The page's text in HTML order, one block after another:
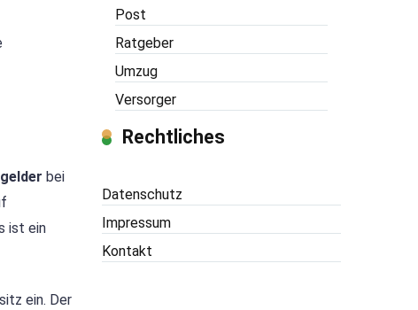
bei
ist ein
ein. Der
Post
Ratgeber
Umzug
Versorger
Rechtliches
Datenschutz
Impressum
Kontakt